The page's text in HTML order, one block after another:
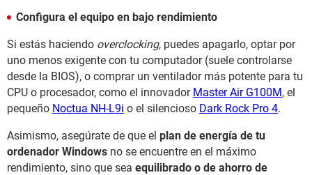
Configura el equipo en bajo rendimiento
Si estás haciendo overclocking, puedes apagarlo, optar por
uno menos exigente con tu computador (suele controlarse
desde la BIOS), o comprar un ventilador más potente para tu
CPU o procesador, como el innovador Master Air G100M, el
pequeño Noctua NH-L9i o el silencioso Dark Rock Pro 4.
Asimismo, asegúrate de que el plan de energía de tu
ordenador Windows no se encuentre en el máximo
rendimiento, sino que sea equilibrado o de ahorro de